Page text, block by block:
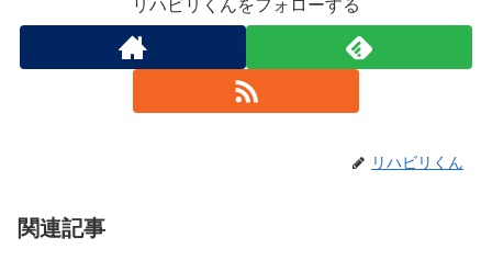
リハビリくん
関連記事